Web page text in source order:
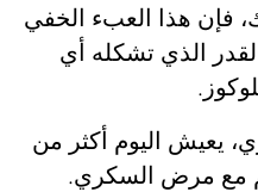
فإن هذا العبء الخفي
الذي تشكله أي
يعيش اليوم أكثر من
مع مرض السكري.